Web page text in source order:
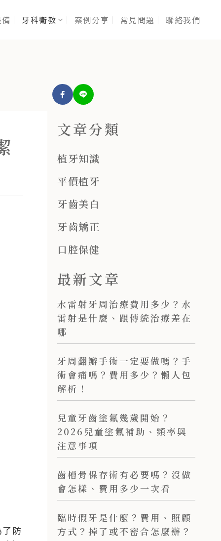
牙科衛教 案例分享 常見問題 聯絡我們
防
文章分類
植牙知識
平價植牙
牙齒美白
牙齒矯正
口腔保健
最新文章
水雷射牙周治療費用多少？水
雷射是什麼、跟傳統治療差在
哪
牙周翻瓣手術一定要做嗎？手
術會痛嗎？費用多少？懶人包
解析！
兒童牙齒塗氟幾歲開始？
2026兒童塗氟補助、頻率與
注意事項
齒槽骨保存術有必要嗎？沒做
會怎樣、費用多少一次看
臨時假牙是什麼？費用、照顧
方式？掉了或不密合怎麼辦？